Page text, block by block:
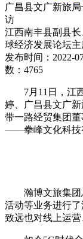
广昌县文广新旅
访
江西南丰县副县
球经济发展论坛
发布时间：2022-
数：4765
7月11日，江西
婷、广昌县文广
带一路经贸集团
——拳峰文化科技
瀚博文旅集团
活动等业务进行
致远也对线上运营